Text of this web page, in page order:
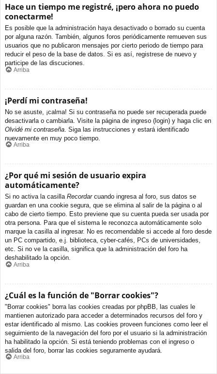
Hace un tiempo me registré, ¡pero ahora no puedo
conectarme!
Es posible que la administración haya desactivado o borrado su cuenta
por alguna razón. También, algunos foros periódicamente remueven sus
usuarios que no publicaron mensajes por cierto periodo de tiempo para
reducir el peso de la base de datos. Si es así, registrese de nuevo y
participe de las discuciones.
Arriba
¡Perdí mi contraseña!
No se asuste, ¡calma! Si su contraseña no puede ser recuperada puede
desactivarla o cambiarla. Visite la página de ingreso (login) y haga clic en
Olvidé mi contraseña . Siga las instrucciones y estará identificado
nuevamente en muy poco tiempo.
Arriba
¿Por qué mi sesión de usuario expira
automáticamente?
Si no activa la casilla Recordarcuando ingresa al foro, sus datos se
guardan en una cookie segura, que se elimina al salir de la página o al
cabo de cierto tiempo. Esto previene que su cuenta pueda ser usada por
otra persona. Para que el sistema le reconozca automáticamente solo
marque la casilla al ingresar. No es recomendable si accede al foro desde
un PC compartido, e.j. biblioteca, cyber-cafés, PCs de universidades,
etc. Si no ve la casilla, significa que la administración del foro ha
deshabilitado la opción.
Arriba
¿Cuál es la función de "Borrar cookies"?
"Borrar cookies" borra las cookies creadas por phpBB, las cuales le
mantienen autorizado para acceder a determinados recursos del foro y
estar identificado al mismo. Las cookies proveen funciones como leer el
seguimiento de la navegación del foro por el usuario si la administración
ha habilitado la opción. Si está teniendo problemas con el ingreso o
salida del foro, borrar las cookies seguramente ayudará.
Arriba